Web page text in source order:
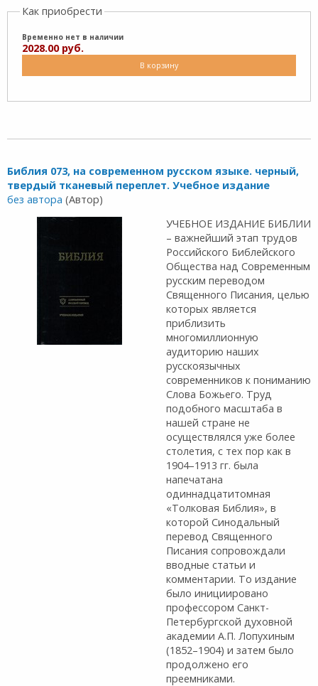
Как приобрести
Временно нет в наличии
2028.00 руб.
В корзину
Библия 073, на современном русском языке. черный,
твердый тканевый переплет. Учебное издание
без автора (Автор)
УЧЕБНОЕ ИЗДАНИЕ БИБЛИИ
– важнейший этап трудов
Российского Библейского
Общества над Cовременным
русским переводом
Священного Писания, целью
которых является
приблизить
многомиллионную
аудиторию наших
русскоязычных
современников к пониманию
Слова Божьего. Труд
подобного масштаба в
нашей стране не
осуществлялся уже более
столетия, с тех пор как в
1904–1913 гг. была
напечатана
одиннадцатитомная
«Толковая Библия», в
которой Синодальный
перевод Священного
Писания сопровождали
вводные статьи и
комментарии. То издание
было инициировано
профессором Санкт-
Петербургской духовной
академии А.П. Лопухиным
(1852–1904) и затем было
продолжено его
преемниками.